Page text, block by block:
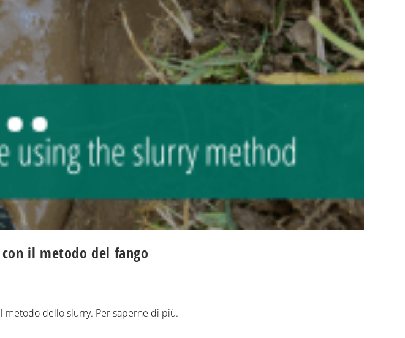
il metodo del fango
dello slurry. Per saperne di più.